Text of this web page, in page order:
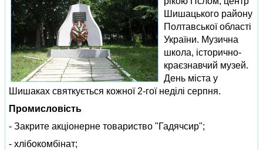
Шишацького району
Полтавської області
України. Музична
школа, історично-
краєзнавчий музей.
День міста у
Шишаках святкується кожної 2-гої неділі серпня.
Промисловість
- Закрите акціонерне товариство "Гадячсир";
- хлібокомбінат;